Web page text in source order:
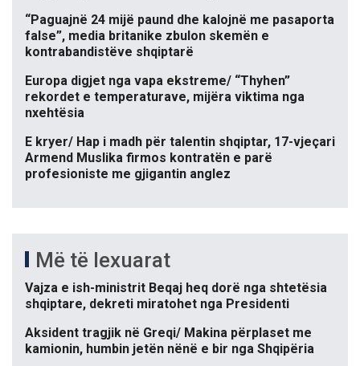
“Paguajnë 24 mijë paund dhe kalojnë me pasaporta
false”, media britanike zbulon skemën e
kontrabandistëve shqiptarë
Europa digjet nga vapa ekstreme/ “Thyhen”
rekordet e temperaturave, mijëra viktima nga
nxehtësia
E kryer/ Hap i madh për talentin shqiptar, 17-vjeçari
Armend Muslika firmos kontratën e parë
profesioniste me gjigantin anglez
Më të lexuarat
Vajza e ish-ministrit Beqaj heq dorë nga shtetësia
shqiptare, dekreti miratohet nga Presidenti
Aksident tragjik në Greqi/ Makina përplaset me
kamionin, humbin jetën nënë e bir nga Shqipëria